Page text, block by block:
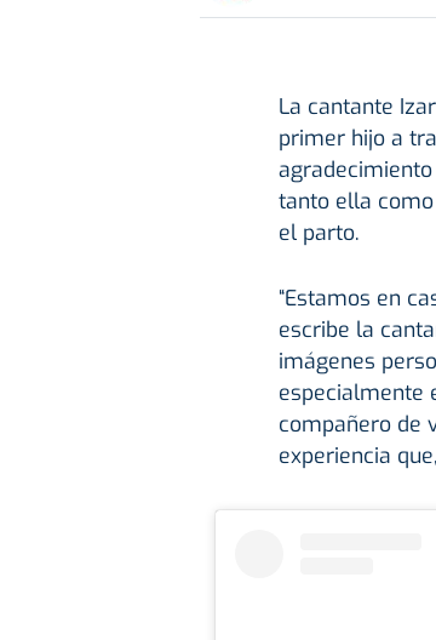
La cantante
primer hijo a
tanto ella
el parto.
“Estamos en
escribe la
imágenes
especialmente
compañero de
experiencia